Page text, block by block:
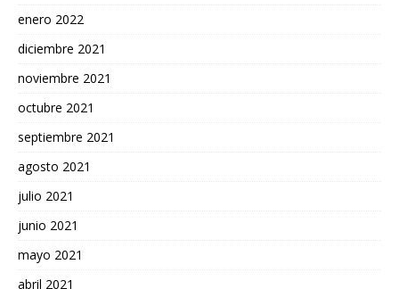
enero 2022
diciembre 2021
noviembre 2021
octubre 2021
septiembre 2021
agosto 2021
julio 2021
junio 2021
mayo 2021
abril 2021